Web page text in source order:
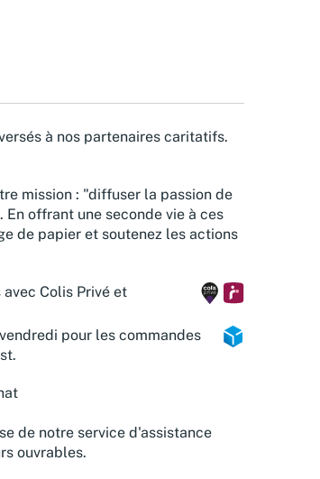
à nos partenaires caritatifs.
mission : "diffuser la passion de
offrant une seconde vie à ces
de papier et soutenez les actions
Colis Privé et
pour les commandes
de notre service d'assistance
ouvrables.